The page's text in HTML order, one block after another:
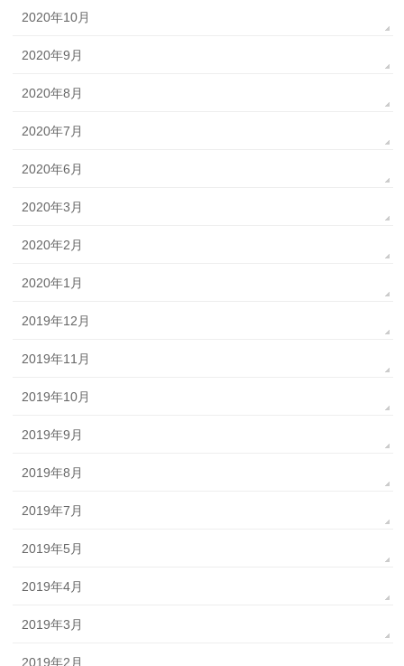
2020年10月
2020年9月
2020年8月
2020年7月
2020年6月
2020年3月
2020年2月
2020年1月
2019年12月
2019年11月
2019年10月
2019年9月
2019年8月
2019年7月
2019年5月
2019年4月
2019年3月
2019年2月